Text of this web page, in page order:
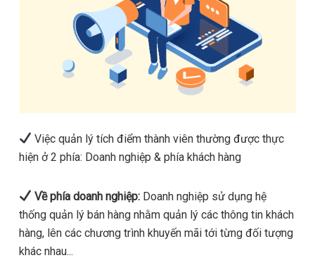
Việc quản lý tích điểm thành viên thường được thực
hiện ở 2 phía: Doanh nghiệp & phía khách hàng
Về phía doanh nghiệp: Doanh nghiệp sử dụng hệ
thống quản lý bán hàng nhằm quản lý các thông tin khách
hàng, lên các chương trình khuyến mãi tới từng đối tượng
khác nhau...